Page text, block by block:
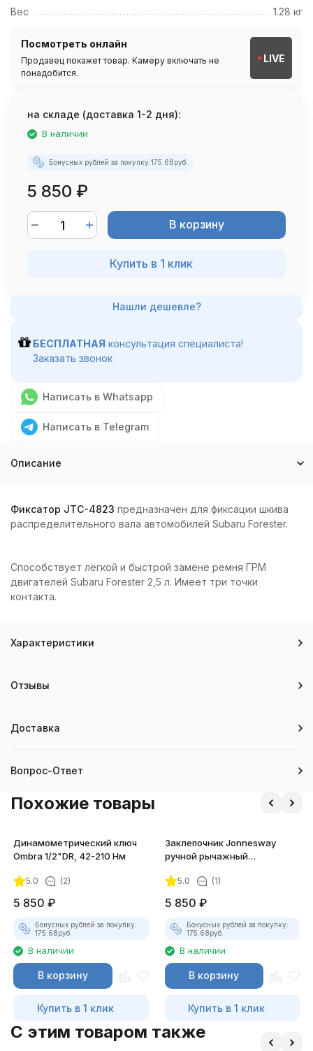
Вес
1.28 кг
Посмотреть онлайн
Продавец покажет товар. Камеру включать не
понадобится.
LIVE
на складе (доставка 1-2 дня):
В наличии
Бонусных рублей за покупку:175.68руб.
5 850 ₽
В корзину
Купить в 1 клик
БЕСПЛАТНАЯ консультация специалиста!
Заказать звонок
Написать в Whatsapp
Написать в Telegram
Описание
Фиксатор JTC-4823 предназначен для фиксации шкива
распределительного вала автомобилей Subaru Forester.
Способствует лёгкой и быстрой замене ремня ГРМ
двигателей Subaru Forester 2,5 л. Имеет три точки
контакта.
Характеристики
Отзывы
Доставка
Вопрос-Ответ
Похожие товары
Динамометрический ключ
Ombra 1/2"DR, 42-210 Нм
5.0 (2)
5 850 ₽
Бонусных рублей за покупку:
175.68руб.
В наличии
В корзину
Купить в 1 клик
Заклепочник Jonnesway
ручной рычажный
5.0 (1)
5 850 ₽
Бонусных рублей за покупку:
175.68руб.
В наличии
В корзину
Купить в 1 клик
C этим товаром также